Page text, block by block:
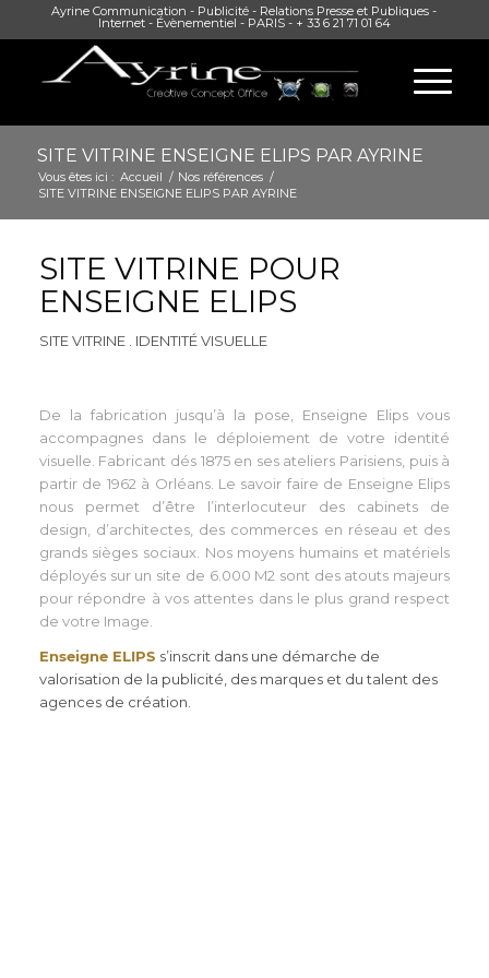
Ayrine Communication - Publicité - Relations Presse et Publiques -
Internet - Évènementiel - PARIS - + 33 6 21 71 01 64
SITE VITRINE ENSEIGNE ELIPS PAR AYRINE
Vous êtes ici : Accueil / Nos références /
SITE VITRINE ENSEIGNE ELIPS PAR AYRINE
SITE VITRINE POUR
ENSEIGNE ELIPS
SITE VITRINE . IDENTITÉ VISUELLE
De la fabrication jusqu’à la pose, Enseigne Elips vous
accompagnes dans le déploiement de votre identité
visuelle. Fabricant dés 1875 en ses ateliers Parisiens, puis à
partir de 1962 à Orléans. Le savoir faire de Enseigne Elips
nous permet d’être l’interlocuteur des cabinets de
design, d’architectes, des commerces en réseau et des
grands sièges sociaux. Nos moyens humains et matériels
déployés sur un site de 6.000 M2 sont des atouts majeurs
pour répondre à vos attentes dans le plus grand respect
de votre Image.
Enseigne ELIPS s’inscrit dans une démarche de
valorisation de la publicité, des marques et du talent des
agences de création.